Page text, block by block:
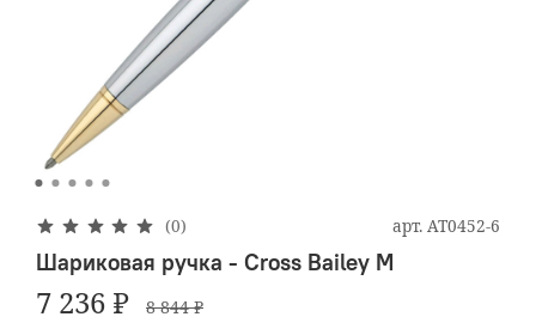
(0) арт. AT0452-6
Шариковая ручка - Cross Bailey M
7 236 ₽ 8 844 ₽